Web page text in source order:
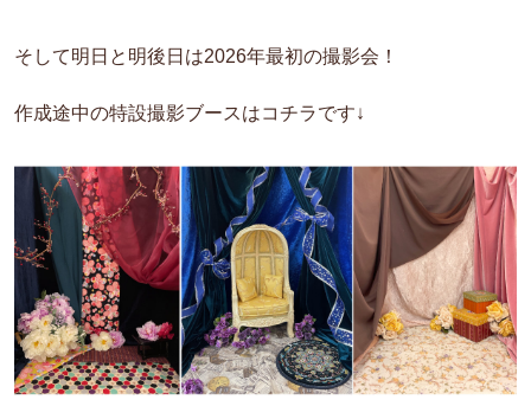
そして明日と明後日は2026年最初の撮影会！
作成途中の特設撮影ブースはコチラです↓